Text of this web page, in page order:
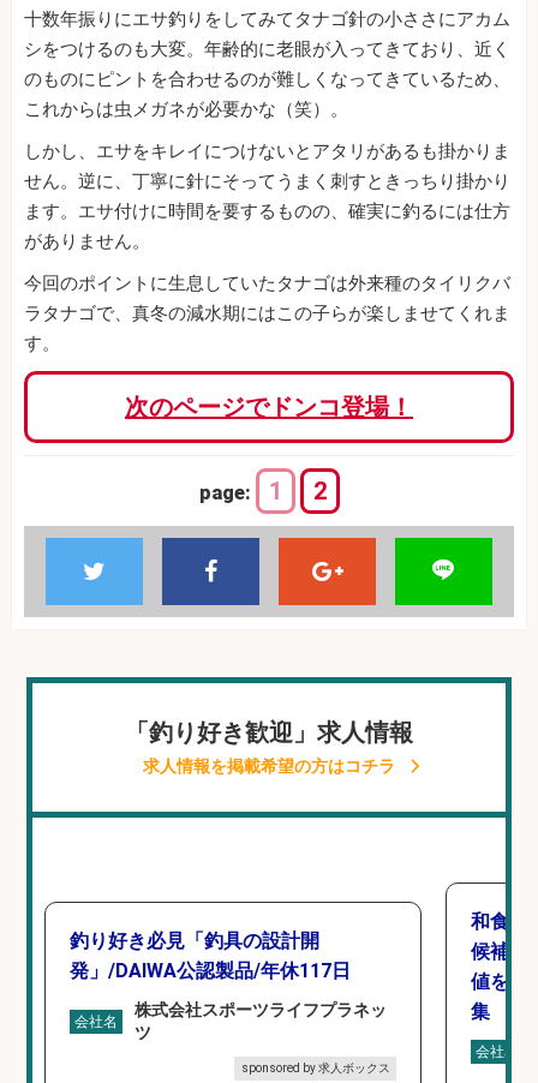
十数年振りにエサ釣りをしてみてタナゴ針の小ささにアカム
シをつけるのも大変。年齢的に老眼が入ってきており、近く
のものにピントを合わせるのが難しくなってきているため、
これからは虫メガネが必要かな（笑）。
しかし、エサをキレイにつけないとアタリがあるも掛かりま
せん。逆に、丁寧に針にそってうまく刺すときっちり掛かり
ます。エサ付けに時間を要するものの、確実に釣るには仕方
がありません。
今回のポイントに生息していたタナゴは外来種のタイリクバ
ラタナゴで、真冬の減水期にはこの子らが楽しませてくれま
す。
次のページでドンコ登場！
page: 1 2
「釣り好き歓迎」求人情報
求人情報を掲載希望の方はコチラ
釣り好き必見「釣具の設計開
発」/DAIWA公認製品/年休117日
会社名
株式会社スポーツライフプラネッ
ツ
sponsored by 求人ボックス
和食,
候補/
値を上
集
会社名